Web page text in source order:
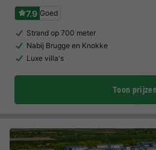
7.9 Goed
Strand op 700 meter
Nabij Brugge en Knokke
Luxe villa's
Toon prijzen